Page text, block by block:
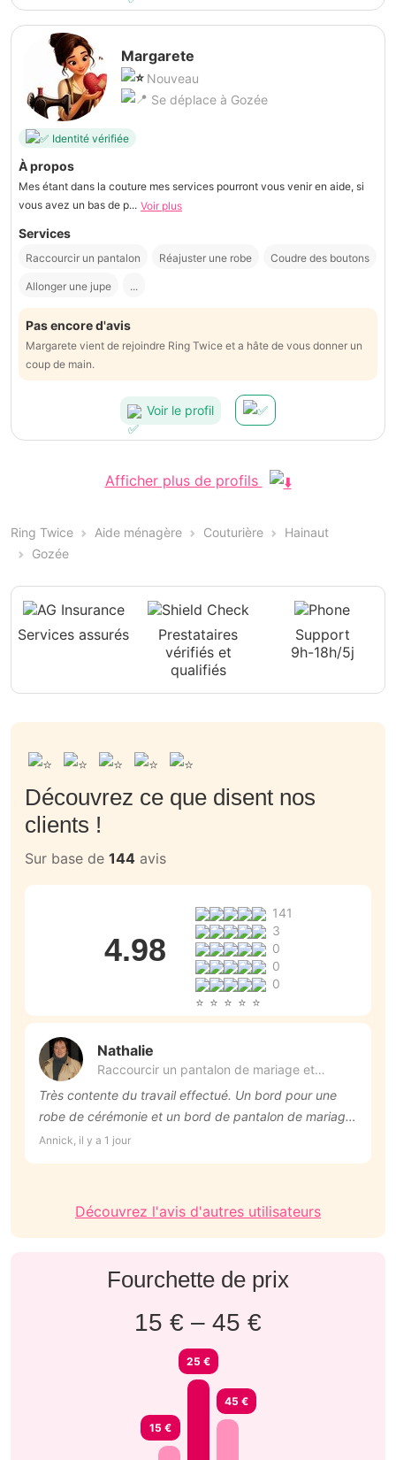
Margarete
Nouveau
Se déplace à Gozée
Identité vérifiée
À propos
Mes étant dans la couture mes services pourront vous venir en aide, si
vous avez un bas de p... Voir plus
Services
Raccourcir un pantalon Réajuster une robe Coudre des boutons
Allonger une jupe ...
Pas encore d'avis
Margarete vient de rejoindre Ring Twice et a hâte de vous donner un
coup de main.
Voir le profil
Afficher plus de profils
Ring Twice Aide ménagère Couturière
Hainaut
Gozée
Services assurés
Prestataires
vérifiés et
qualifiés
Support
9h-18h/5j
Découvrez ce que disent nos
clients !
Sur base de 144 avis
4.98
141
3
0
0
0
Nathalie
Raccourcir un pantalon de mariage et
raccourcir une longue robe de témoin et
avec le surplus faire une étole
Très contente du travail effectué. Un bord pour une
robe de cérémonie et un bord de pantalon de mariage.
Merci. Je recommande
Annick, il y a 1 jour
Découvrez l'avis d'autres utilisateurs
Fourchette de prix
15 € – 45 €
15 €
25 €
45 €